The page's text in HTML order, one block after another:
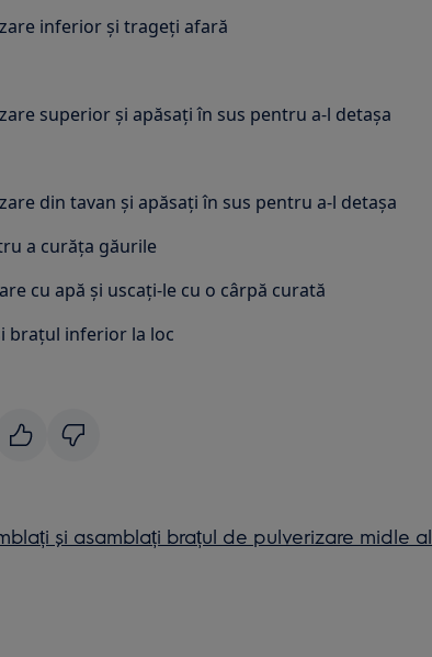
inferior și trageți afară
superior și apăsați în sus pentru a-l detașa
din tavan și apăsați în sus pentru a-l detașa
a curăța găurile
cu apă și uscați-le cu o cârpă curată
brațul inferior la loc
și asamblați brațul de pulverizare midle al